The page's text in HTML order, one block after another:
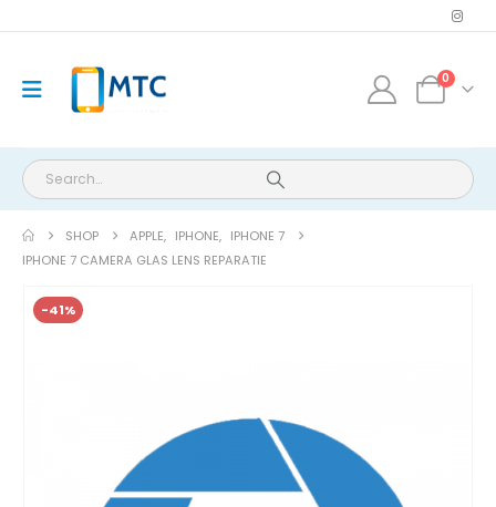
0
SHOP APPLE, IPHONE, IPHONE 7
IPHONE 7 CAMERA GLAS LENS REPARATIE
-41%